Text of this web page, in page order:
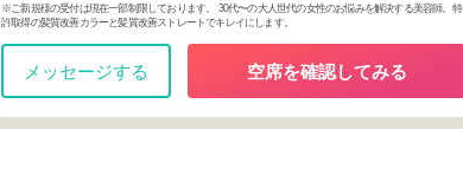
※ご新規様の受付は現在一部制限しております。 30代〜の大人世代の女性のお悩みを解決する美容師。特
許取得の髪質改善カラーと髪質改善ストレートでキレイにします。
メッセージする 空席を確認してみる